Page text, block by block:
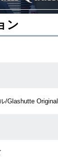
ン
/Glashutte Original